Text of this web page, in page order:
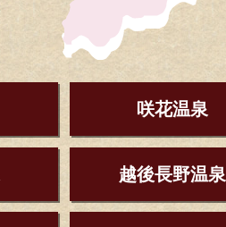
咲花温泉
越後長野温泉